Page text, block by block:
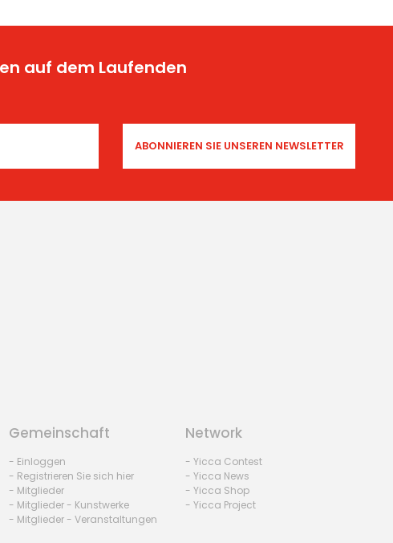
auf dem Laufenden
Gemeinschaft
- Einloggen
- Registrieren Sie sich hier
- Mitglieder
- Mitglieder - Kunstwerke
- Mitglieder - Veranstaltungen
Network
- Yicca Contest
- Yicca News
- Yicca Shop
- Yicca Project